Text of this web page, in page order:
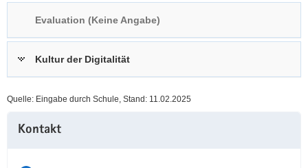
Evaluation (Keine Angabe)
Kultur der Digitalität
Quelle: Eingabe durch Schule, Stand: 11.02.2025
Information
Kontakt